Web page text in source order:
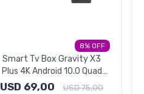
8
Smart Tv Box Gravity X3
Plus 4K Android 10.0 Quad
Core 2gb RAM
USD 69,00 USD75,00